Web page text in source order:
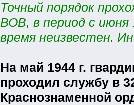
Точный порядок
ВОВ, в период с июня
время неизвестен.
На май 1944 г.
проходил службу в
Краснознаменной